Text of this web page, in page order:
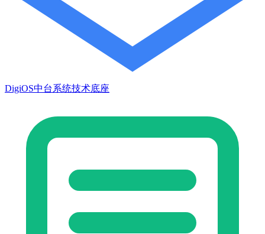
DigiOS中台系统技术底座